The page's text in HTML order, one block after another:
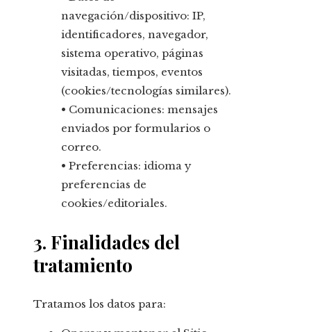
navegación/dispositivo: IP,
identificadores, navegador,
sistema operativo, páginas
visitadas, tiempos, eventos
(cookies/tecnologías similares).
• Comunicaciones: mensajes
enviados por formularios o
correo.
• Preferencias: idioma y
preferencias de
cookies/editoriales.
3. Finalidades del
tratamiento
Tratamos los datos para: